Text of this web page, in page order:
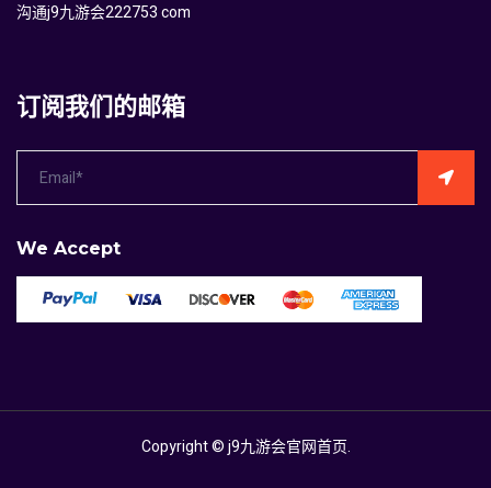
沟通j9九游会222753 com
订阅我们的邮箱
We Accept
Copyright ©j9九游会官网首页.